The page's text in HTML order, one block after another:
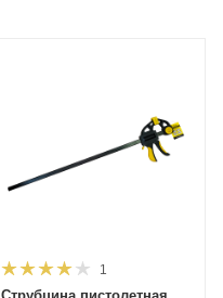
1
Струбцина пистолетная